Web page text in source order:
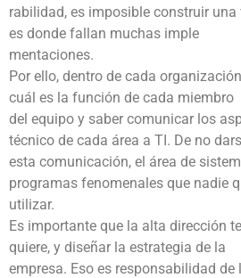
rabilidad, es imposible construir
es donde fallan muchas imple
mentaciones.
Por ello, dentro de cada
cuál es la función de cada miembro
del equipo y saber comunicar los
técnico de cada área a TI. De no
esta comunicación, el área de
programas fenomenales que nadie
utilizar.
Es importante que la alta dirección
quiere, y diseñar la estrategia de la
empresa. Eso es responsabilidad de